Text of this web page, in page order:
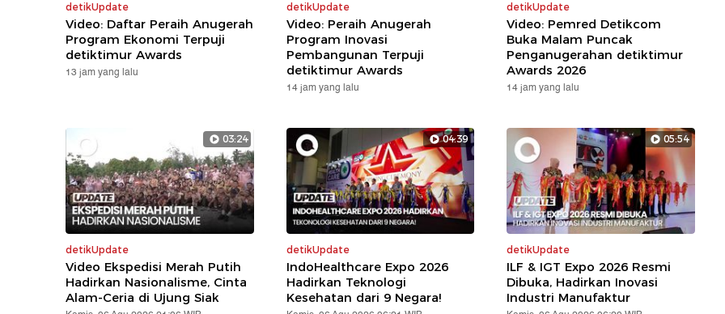
detikUpdate
Video: Daftar Peraih Anugerah
Program Ekonomi Terpuji
detiktimur Awards
13 jam yang lalu
detikUpdate
Video: Peraih Anugerah
Program Inovasi
Pembangunan Terpuji
detiktimur Awards
14 jam yang lalu
detikUpdate
Video: Pemred Detikcom
Buka Malam Puncak
Penganugerahan detiktimur
Awards 2026
14 jam yang lalu
03:24
detikUpdate
Video Ekspedisi Merah Putih
Hadirkan Nasionalisme, Cinta
Alam-Ceria di Ujung Siak
04:39
detikUpdate
IndoHealthcare Expo 2026
Hadirkan Teknologi
Kesehatan dari 9 Negara!
05:54
detikUpdate
ILF & IGT Expo 2026 Resmi
Dibuka, Hadirkan Inovasi
Industri Manufaktur